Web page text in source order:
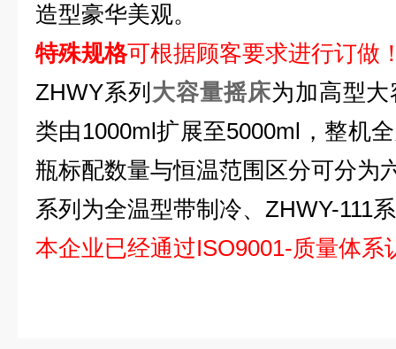
造型豪华美观。
特殊规格可根据顾客要求进行订做
ZHWY系列 大容量摇床为加高型
类由1000ml扩展至5000ml ，整机
瓶标配数量与恒温范围区分可分为
系列为全温型带制冷、 ZHWY-111
本企业已经通过ISO9001-质量体系